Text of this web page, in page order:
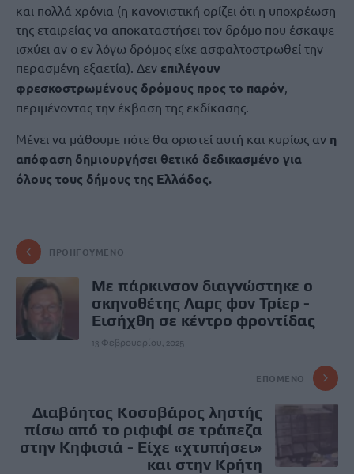
και πολλά χρόνια (η κανονιστική ορίζει ότι η υποχρέωση
της εταιρείας να αποκαταστήσει τον δρόμο που έσκαψε
ισχύει αν ο εν λόγω δρόμος είχε ασφαλτοστρωθεί την
περασμένη εξαετία). Δεν επιλέγουν
φρεσκοστρωμένους δρόμους προς το παρόν,
περιμένοντας την έκβαση της εκδίκασης.
Μένει να μάθουμε πότε θα οριστεί αυτή και κυρίως αν η
απόφαση δημιουργήσει θετικό δεδικασμένο για
όλους τους δήμους της Ελλάδος.
ΠΡΟΗΓΟΎΜΕΝΟ
Με πάρκινσον διαγνώστηκε ο
σκηνοθέτης Λαρς φον Τρίερ -
Εισήχθη σε κέντρο φροντίδας
13 Φεβρουαρίου, 2025
ΕΠΌΜΕΝΟ
Διαβόητος Κοσοβάρος ληστής
πίσω από το ριφιφί σε τράπεζα
στην Κηφισιά - Είχε «χτυπήσει»
και στην Κρήτη